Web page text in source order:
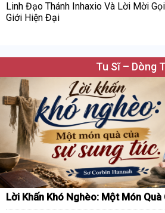
Linh Đạo Thánh Inhaxio Và Lời Mời
Giới Hiện Đại
Tu Sĩ – Dòng
Lời Khấn Khó Nghèo: Một Món